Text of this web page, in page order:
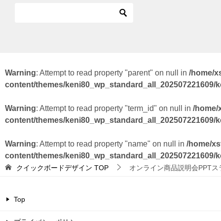
Warning: Attempt to read property "parent" on null in /home/
content/themes/keni80_wp_standard_all_202507221609/
Warning: Attempt to read property "term_id" on null in /home/
content/themes/keni80_wp_standard_all_202507221609/
Warning: Attempt to read property "name" on null in /home/
content/themes/keni80_wp_standard_all_202507221609/
クイックボードデザイン TOP オンライン商品説明会PPT
Top